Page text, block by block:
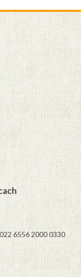
6556 2000 0330